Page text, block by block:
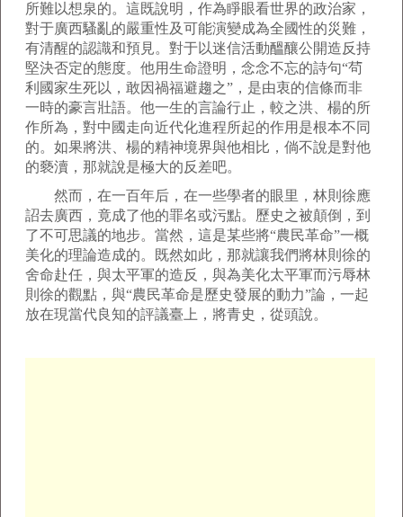
所難以想泉的。這既說明，作為睜眼看世界的政治家，
對于廣西騷亂的嚴重性及可能演變成為全國性的災難，
有清醒的認識和預見。對于以迷信活動醞釀公開造反持
堅決否定的態度。他用生命證明，念念不忘的詩句“茍
利國家生死以，敢因禍福避趨之”，是由衷的信條而非
一時的豪言壯語。他一生的言論行止，較之洪、楊的所
作所為，對中國走向近代化進程所起的作用是根本不同
的。如果將洪、楊的精神境界與他相比，倘不說是對他
的褻瀆，那就說是極大的反差吧。
然而，在一百年后，在一些學者的眼里，林則徐應
詔去廣西，竟成了他的罪名或污點。歷史之被顛倒，到
了不可思議的地步。當然，這是某些將“農民革命”一概
美化的理論造成的。既然如此，那就讓我們將林則徐的
舍命赴任，與太平軍的造反，與為美化太平軍而污辱林
則徐的觀點，與“農民革命是歷史發展的動力”論，一起
放在現當代良知的評議臺上，將青史，從頭說。